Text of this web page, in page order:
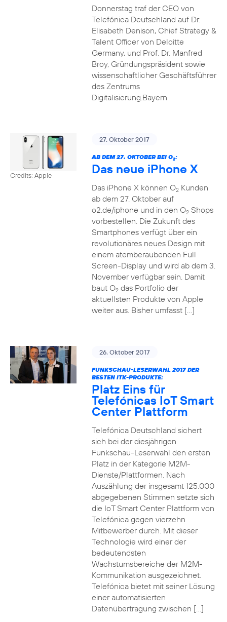
Donnerstag traf der CEO von
Telefónica Deutschland auf Dr.
Elisabeth Denison, Chief Strategy &
Talent Officer von Deloitte
Germany, und Prof. Dr. Manfred
Broy, Gründungspräsident sowie
wissenschaftlicher Geschäftsführer
des Zentrums
Digitalisierung.Bayern
Credits: Apple
27. Oktober 2017
AB DEM 27. OKTOBER BEI O2:
Das neue iPhone X
Das iPhone X können O2Kunden
ab dem 27. Oktober auf
o2.de/iphone und in den O2Shops
vorbestellen. Die Zukunft des
Smartphones verfügt über ein
revolutionäres neues Design mit
einem atemberaubenden Full
Screen-Display und wird ab dem 3.
November verfügbar sein. Damit
baut O2das Portfolio der
aktuellsten Produkte von Apple
weiter aus. Bisher umfasst […]
26. Oktober 2017
FUNKSCHAU-LESERWAHL 2017 DER
BESTEN ITK-PRODUKTE:
Platz Eins für
Telefónicas IoT Smart
Center Plattform
Telefónica Deutschland sichert
sich bei der diesjährigen
Funkschau-Leserwahl den ersten
Platz in der Kategorie M2M-
Dienste/Plattformen. Nach
Auszählung der insgesamt 125.000
abgegebenen Stimmen setzte sich
die IoT Smart Center Plattform von
Telefónica gegen vierzehn
Mitbewerber durch. Mit dieser
Technologie wird einer der
bedeutendsten
Wachstumsbereiche der M2M-
Kommunikation ausgezeichnet.
Telefónica bietet mit seiner Lösung
einer automatisierten
Datenübertragung zwischen […]